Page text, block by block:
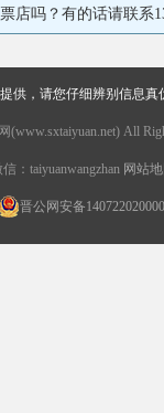
店吗？有的话请联系
供，请您仔细辨别信息
All
：taiyuanwangzhan 网站
晋公网安备